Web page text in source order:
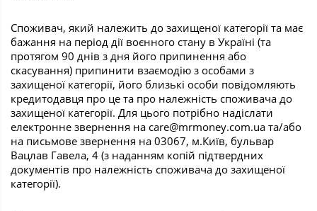
Споживач, який належить до захищеної категорії та має
бажання на період дії воєнного стану в Україні (та
протягом 90 днів з дня його припинення або
скасування) припинити взаємодію з особами з
захищеної категорії, його близькі особи повідомляють
кредитодавця про це та про належність споживача до
захищеної категорії. Для цього потрібно надіслати
електронне звернення на care@mrmoney.com.ua та/або
на письмове звернення на 03067, м.Київ, бульвар
Вацлав Гавела, 4 (з наданням копій підтвердних
документів про належність споживача до захищеної
категорії).